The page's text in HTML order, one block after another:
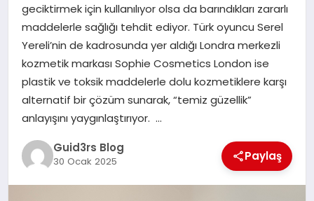
MAGAZIN
EĞITIM
geciktirmek için kullanılıyor olsa da barındıkları zararlı
maddelerle sağlığı tehdit ediyor. Türk oyuncu Serel
Yereli’nin de kadrosunda yer aldığı Londra merkezli
kozmetik markası Sophie Cosmetics London ise
plastik ve toksik maddelerle dolu kozmetiklere karşı
alternatif bir çözüm sunarak, “temiz güzellik”
anlayışını yaygınlaştırıyor. …
Guid3rs Blog
30 Ocak 2025 Paylaş